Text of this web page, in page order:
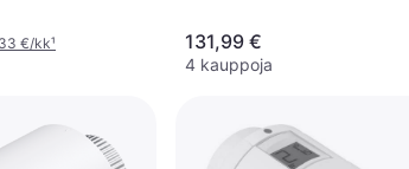
€/kk¹ 131,99 €
4 kauppoja